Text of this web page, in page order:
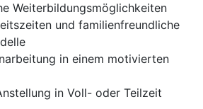
Weiterbildungsmöglichkeiten
und familienfreundliche
in einem motivierten
in Voll- oder Teilzeit